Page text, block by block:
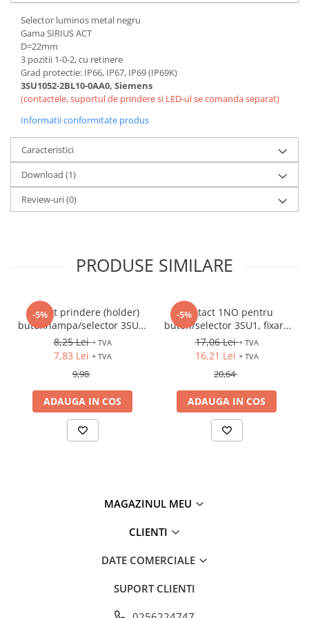
Controlere pentru automatizari
Switch-uri si comunicatii
Convertizoare frecvenţă
Invertoare (Convertizoare)
Accesorii convertizoare frecventa
Senzori
Cabluri senzori
Senzori inductivi
Senzori optici
Senzori presiune
Senzori temperatura
Intreruptoare automate compacte
Protectii cu fuzibili
Fuzibili tip CH
Fuzibili tip D
Fuzibili tip MPR
Separatoare si socluri fuzibili
Comutatoare, Cleme
Selector luminos metal negru
Gama SIRIUS ACT
D=22mm
3 pozitii 1-0-2, cu retinere
Grad protectie: IP66, IP67, IP69 (IP69K)
3SU1052-2BL10-0AA0, Siemens
(contactele, suportul de prindere si LED-ul se comanda separat)
Informatii conformitate produs
Caracteristici
Download (1)
Review-uri(0)
PRODUSE SIMILARE
-5%
Suport prindere (holder)
buton/lampa/selector 3SU1,
plastic, 3 module
8,25 Lei+ TVA
7,83 Lei + TVA
9,98
ADAUGA IN COS
-5%
Contact 1NO pentru
buton/selector 3SU1, fixare
frontala
17,06 Lei+ TVA
16,21 Lei + TVA
20,64
ADAUGA IN COS
MAGAZINUL MEU
CLIENTI
DATE COMERCIALE
SUPORT CLIENTI